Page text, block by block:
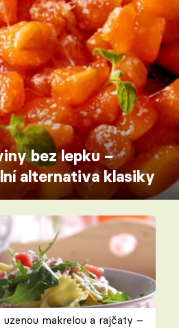
bez lepku –
alternativa klasiky
makrelou a rajčaty –